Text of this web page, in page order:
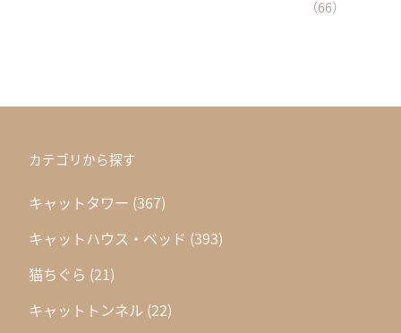
（66）
カテゴリから探す
キャットタワー (367)
キャットハウス・ベッド (393)
猫ちぐら (21)
キャットトンネル (22)